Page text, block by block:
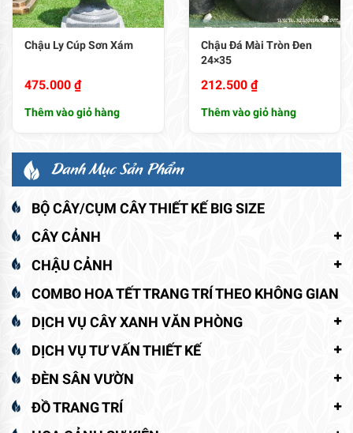
Chậu Ly Cúp Sơn Xám
475.000 ₫
Thêm vào giỏ hàng
Chậu Đá Mài Tròn Đen
24×35
212.500 ₫
Thêm vào giỏ hàng
Danh Mục Sản Phẩm
BỘ CÂY/CỤM CÂY THIẾT KẾ BIG SIZE
CÂY CẢNH
CHẬU CẢNH
COMBO HOA TẾT TRANG TRÍ THEO KHÔNG GIAN
DỊCH VỤ CÂY XANH VĂN PHÒNG
DỊCH VỤ TƯ VẤN THIẾT KẾ
ĐÈN SÂN VƯỜN
ĐỒ TRANG TRÍ